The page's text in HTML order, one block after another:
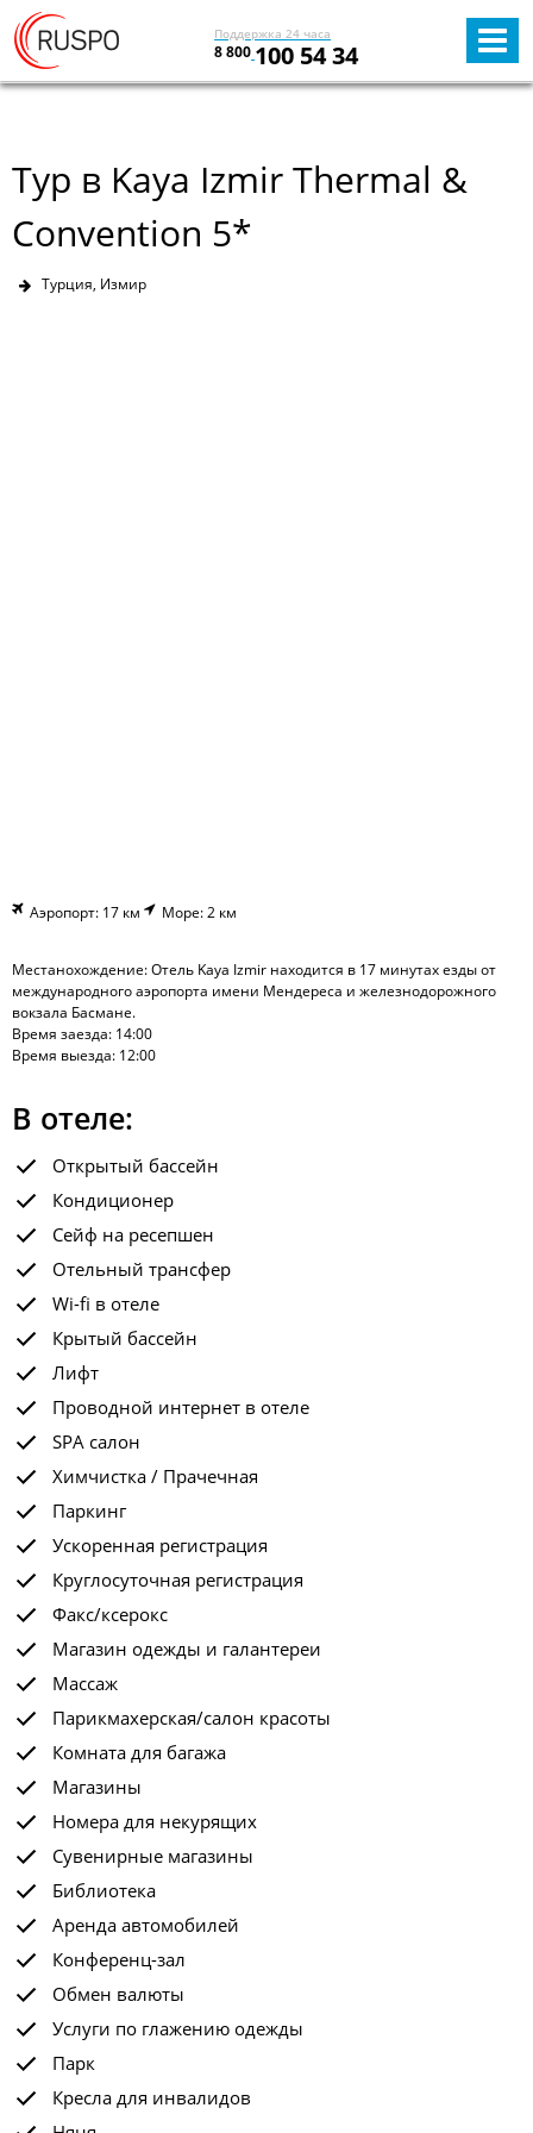
Поддержка 24 часа
8 800 100 54 34
Тур в Kaya Izmir Thermal &
Convention 5*
Турция, Измир
Аэропорт: 17 км Море: 2 км
Местанохождение: Отель Kaya Izmir находится в 17 минутах езды от
международного аэропорта имени Мендереса и железнодорожного
вокзала Басмане.
Время заезда: 14:00
Время выезда: 12:00
В отеле:
Открытый бассейн
Кондиционер
Сейф на ресепшен
Отельный трансфер
Wi-fi в отеле
Крытый бассейн
Лифт
Проводной интернет в отеле
SPA салон
Химчистка / Прачечная
Паркинг
Ускоренная регистрация
Круглосуточная регистрация
Факс/ксерокс
Магазин одежды и галантереи
Массаж
Парикмахерская/салон красоты
Комната для багажа
Магазины
Номера для некурящих
Сувенирные магазины
Библиотека
Аренда автомобилей
Конференц-зал
Обмен валюты
Услуги по глажению одежды
Парк
Кресла для инвалидов